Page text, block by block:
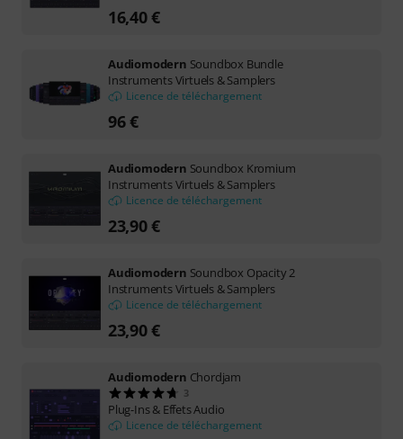
16,40 €
Audiomodern Soundbox Bundle
Instruments Virtuels & Samplers
Licence de téléchargement
96 €
Audiomodern Soundbox Kromium
Instruments Virtuels & Samplers
Licence de téléchargement
23,90 €
Audiomodern Soundbox Opacity 2
Instruments Virtuels & Samplers
Licence de téléchargement
23,90 €
Audiomodern Chordjam
3
Plug-Ins & Effets Audio
Licence de téléchargement